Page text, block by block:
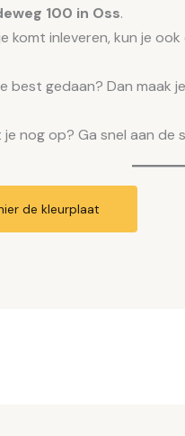
100 in Oss.
komt inleveren, kun je
best gedaan? Dan maak
nog op? Ga snel aan de
de kleurplaat